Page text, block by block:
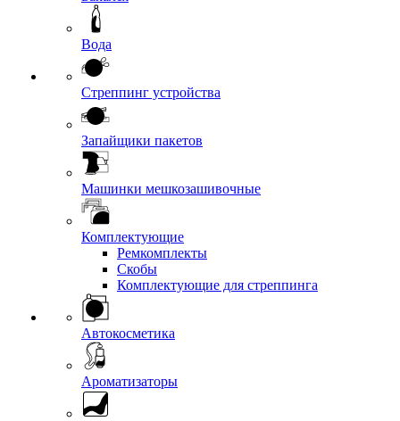
Вода
Стреппинг устройства
Запайщики пакетов
Машинки мешкозашивочные
Комплектующие
Ремкомплекты
Скобы
Комплектующие для стреппинга
Автокосметика
Ароматизаторы